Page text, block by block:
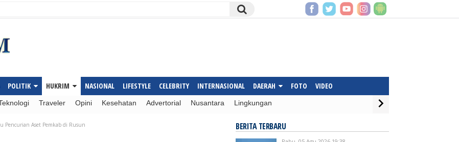
POLITIK HUKRIM NASIONAL LIFESTYLE CELEBRITY INTERNASIONAL DAERAH FOTO VIDEO
Traveler Opini Kesehatan Advertorial Nusantara Lingkungan
Pencurian Aset Pemkab di Rusun BERITA TERBARU